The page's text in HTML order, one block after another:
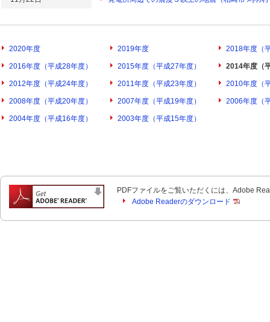
2020年度 2019年度 2018年度（
2016年度（平成28年度） 2015年度（平成27年度） 2014年度（
2012年度（平成24年度） 2011年度（平成23年度） 2010年度（
2008年度（平成20年度） 2007年度（平成19年度） 2006年度（
2004年度（平成16年度） 2003年度（平成15年度）
PDFファイルをご覧いただくには、Adobe
Adobe Readerのダウンロード